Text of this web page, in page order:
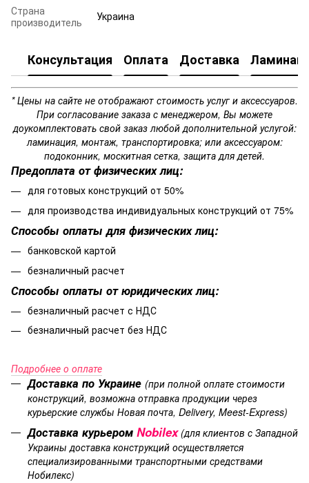
Страна
производитель
Украина
Консультация Оплата Доставка
* Цены на сайте не отображают стоимость услуг и аксессуаров.
При согласование заказа с менеджером, Вы можете
доукомплектовать свой заказ любой дополнительной услугой:
ламинация, монтаж, транспортировка; или аксессуаром:
подоконник, москитная сетка, защита для детей.
Предоплата от физических лиц:
для готовых конструкций от 50%
для производства индивидуальных конструкций от 75%
Способы оплаты для физических лиц:
банковской картой
безналичный расчет
Способы оплаты от юридических лиц:
безналичный расчет с НДС
безналичный расчет без НДС
Подробнее о оплате
Доставка по Украине (при полной оплате стоимости
конструкций, возможна отправка продукции через
курьерские службы Новая почта, Delivery, Meest-Express)
Доставка курьером Nobilex (для клиентов с Западной
Украины доставка конструкций осуществляется
специализированными транспортными средствами
Нобилекс)